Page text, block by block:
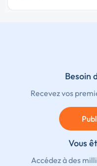
Besoin
Recevez vos
Vous
Accédez à des